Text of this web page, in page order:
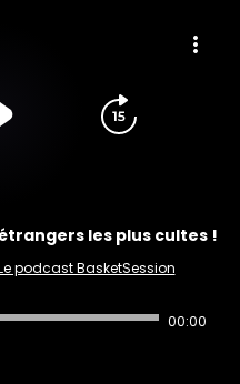
les plus cultes !
podcast BasketSession
00:00